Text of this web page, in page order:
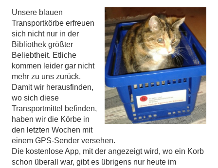
Unsere blauen
Transportkörbe erfreuen
sich nicht nur in der
Bibliothek größter
Beliebtheit. Etliche
kommen leider gar nicht
mehr zu uns zurück.
Damit wir herausfinden,
wo sich diese
Transportmittel befinden,
haben wir die Körbe in
den letzten Wochen mit
einem GPS-Sender versehen.
Die kostenlose App, mit der angezeigt wird, wo ein Korb
schon überall war, gibt es übrigens nur heute im